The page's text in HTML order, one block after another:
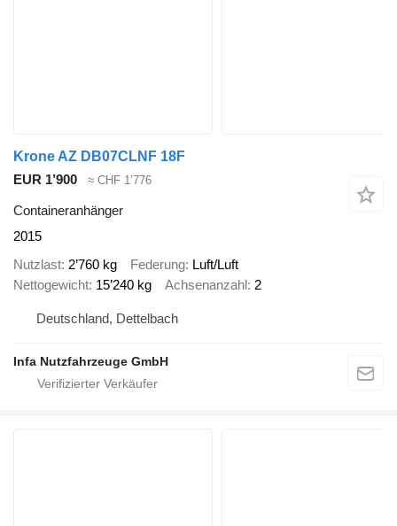
Krone AZ DB07CLNF 18F
EUR 1’900
≈ CHF 1’776
Containeranhänger
2015
Nutzlast 2’760 kg Federung Luft/Luft
Nettogewicht 15’240 kg Achsenanzahl 2
Deutschland, Dettelbach
Infa Nutzfahrzeuge GmbH